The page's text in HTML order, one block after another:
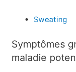
Sweating
Symptômes
maladie